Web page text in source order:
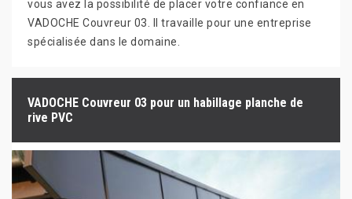
vous avez la possibilité de placer votre confiance en
VADOCHE Couvreur 03. Il travaille pour une entreprise
spécialisée dans le domaine.
VADOCHE Couvreur 03 pour un habillage planche de
rive PVC